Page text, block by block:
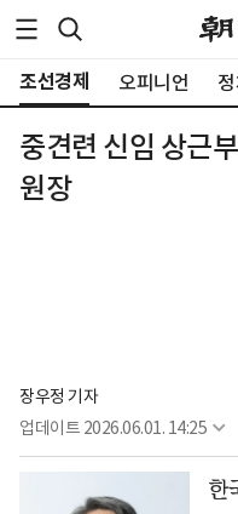
조선경제 오피니언
중견련 신임 상근
원장
장우정 기자
업데이트 2026.06.01. 14:25
한